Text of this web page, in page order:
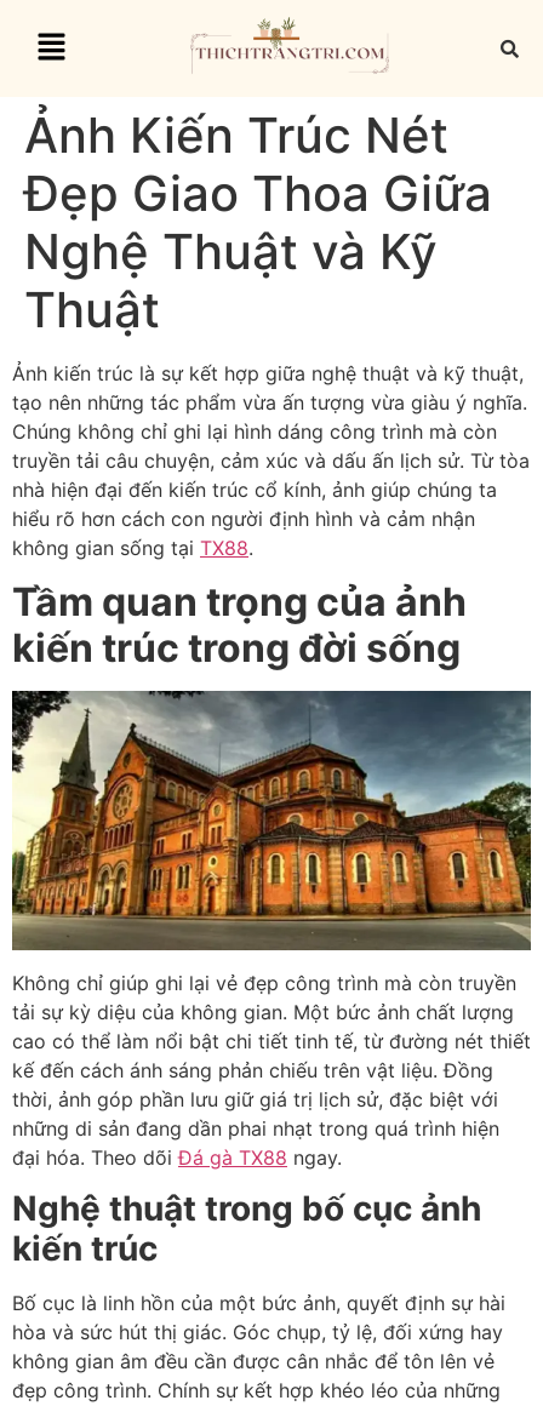
Ảnh Kiến Trúc Nét
Đẹp Giao Thoa Giữa
Nghệ Thuật và Kỹ
Thuật
Ảnh kiến trúc là sự kết hợp giữa nghệ thuật và kỹ thuật,
tạo nên những tác phẩm vừa ấn tượng vừa giàu ý nghĩa.
Chúng không chỉ ghi lại hình dáng công trình mà còn
truyền tải câu chuyện, cảm xúc và dấu ấn lịch sử. Từ tòa
nhà hiện đại đến kiến trúc cổ kính, ảnh giúp chúng ta
hiểu rõ hơn cách con người định hình và cảm nhận
không gian sống tại TX88.
Tầm quan trọng của ảnh
kiến trúc trong đời sống
Không chỉ giúp ghi lại vẻ đẹp công trình mà còn truyền
tải sự kỳ diệu của không gian. Một bức ảnh chất lượng
cao có thể làm nổi bật chi tiết tinh tế, từ đường nét thiết
kế đến cách ánh sáng phản chiếu trên vật liệu. Đồng
thời, ảnh góp phần lưu giữ giá trị lịch sử, đặc biệt với
những di sản đang dần phai nhạt trong quá trình hiện
đại hóa. Theo dõiĐá gà TX88 ngay.
Nghệ thuật trong bố cục ảnh
kiến trúc
Bố cục là linh hồn của một bức ảnh, quyết định sự hài
hòa và sức hút thị giác. Góc chụp, tỷ lệ, đối xứng hay
không gian âm đều cần được cân nhắc để tôn lên vẻ
đẹp công trình. Chính sự kết hợp khéo léo của những